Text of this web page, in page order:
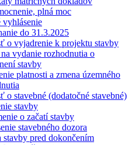
plná moc
vyhlásenie
do 31.3.2025
o vyjadrenie k projektu stavby
vydanie rozhodnutia o
stavby
platnosti a zmena územného
o stavebné (dodatočné stavebné)
stavby
o začatí stavby
stavebného dozora
stavby pred dokončením